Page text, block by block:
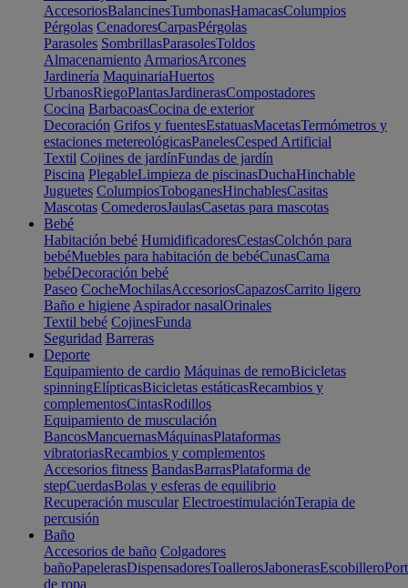
AccesoriosBalancinesTumbonasHamacasColumpios
Pérgolas CenadoresCarpasPérgolas
Parasoles SombrillasParasolesToldos
Almacenamiento ArmariosArcones
Jardinería MaquinariaHuertos
UrbanosRiegoPlantasJardinerasCompostadores
Cocina BarbacoasCocina de exterior
Decoración Grifos y fuentesEstatuasMacetasTermómetros y
estaciones metereológicasPanelesCesped Artificial
Textil Cojines de jardínFundas de jardín
Piscina PlegableLimpieza de piscinasDuchaHinchable
Juguetes ColumpiosToboganesHinchablesCasitas
Mascotas ComederosJaulasCasetas para mascotas
Bebé
Habitación bebé HumidificadoresCestasColchón para
bebéMuebles para habitación de bebéCunasCama
bebéDecoración bebé
Paseo CocheMochilasAccesoriosCapazosCarrito ligero
Baño e higiene Aspirador nasalOrinales
Textil bebé CojinesFunda
Seguridad Barreras
Deporte
Equipamiento de cardio Máquinas de remoBicicletas
spinningElípticasBicicletas estáticasRecambios y
complementosCintasRodillos
Equipamiento de musculación
BancosMancuernasMáquinasPlataformas
vibratoriasRecambios y complementos
Accesorios fitness BandasBarrasPlataforma de
stepCuerdasBolas y esferas de equilibrio
Recuperación muscular ElectroestimulaciónTerapia de
percusión
Baño
Accesorios de baño Colgadores
bañoPapelerasDispensadoresToallerosJabonerasEscobillero
de ropa